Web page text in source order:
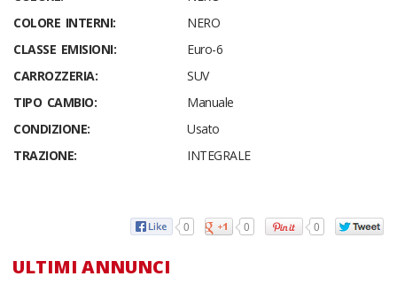
COLORE INTERNI:
NERO
CLASSE EMISIONI:
Euro-6
CARROZZERIA:
SUV
TIPO CAMBIO:
Manuale
CONDIZIONE:
Usato
TRAZIONE:
INTEGRALE
0 0 0
ULTIMI ANNUNCI